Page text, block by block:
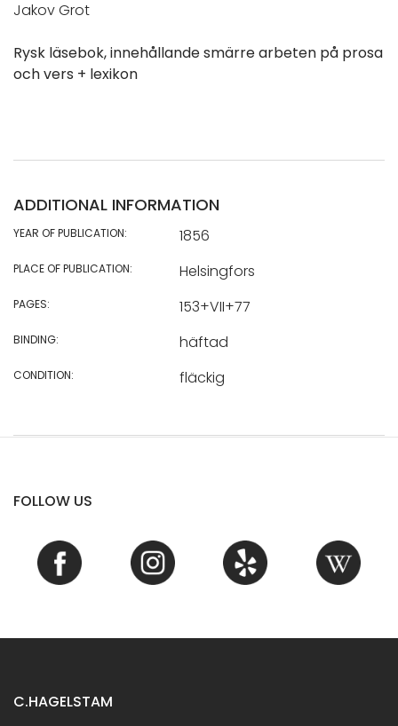
Jakov Grot
Rysk läsebok, innehållande smärre arbeten på prosa
och vers + lexikon
ADDITIONAL INFORMATION
YEAR OF PUBLICATION: 1856
PLACE OF PUBLICATION: Helsingfors
PAGES: 153+VII+77
BINDING: häftad
CONDITION: fläckig
FOLLOW US
C.HAGELSTAM